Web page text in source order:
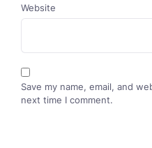
Website
Save my name, email, and
next time I comment.